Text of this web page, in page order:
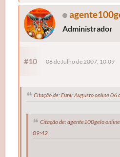
Administrador
#10 06 de Julho de 2007, 10:09
Citação de: Eunir Augusto online
Citação de: agente100gelo
09:42